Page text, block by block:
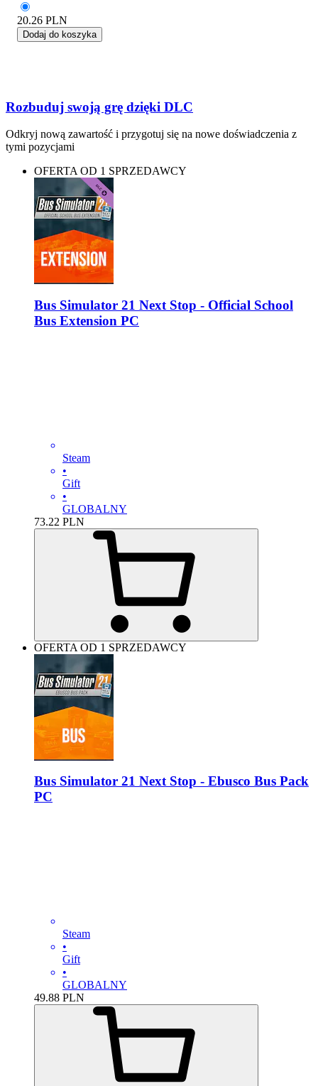
20.26 PLN
Dodaj do koszyka
Rozbuduj swoją grę dzięki DLC
Odkryj nową zawartość i przygotuj się na nowe doświadczenia z
tymi pozycjami
OFERTA OD 1 SPRZEDAWCY
Bus Simulator 21 Next Stop - Official School
Bus Extension PC
Steam
•
Gift
•
GLOBALNY
73.22 PLN
OFERTA OD 1 SPRZEDAWCY
Bus Simulator 21 Next Stop - Ebusco Bus Pack
PC
Steam
•
Gift
•
GLOBALNY
49.88 PLN